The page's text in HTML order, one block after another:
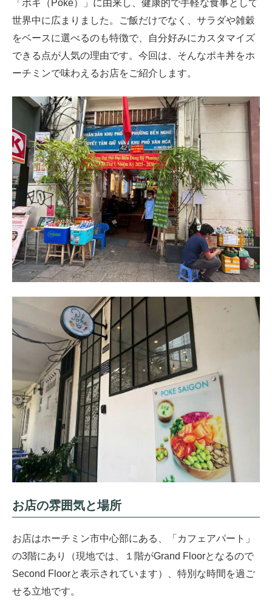
「ポキ（Poke）」に由来し、健康的で手軽な食事として
世界中に広まりました。ご飯だけでなく、サラダや雑穀
をベースに選べるのも特徴で、自分好みにカスタマイズ
できる点が人気の理由です。今回は、そんなポキ丼をホ
ーチミンで味わえるお店をご紹介します。
お店の雰囲気と場所
お店はホーチミン市中心部にある、「カフェアパート」
の3階にあり（現地では、１階がGrand Floorとなるので
Second Floorと表示されています）、特別な時間を過ご
せる立地です。